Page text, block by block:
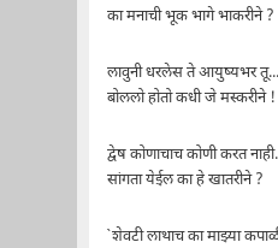
का मनाची भूक भागे भाकरीने ?
लावुनी धरलेस ते आयुष्यभर तू...
बोललो होतो कधी जे मस्करीने !
द्वेष कोणाचाच कोणी करत
सांगता येईल का हे खातरीने ?
`शेवटी लाथाच का माझ्या